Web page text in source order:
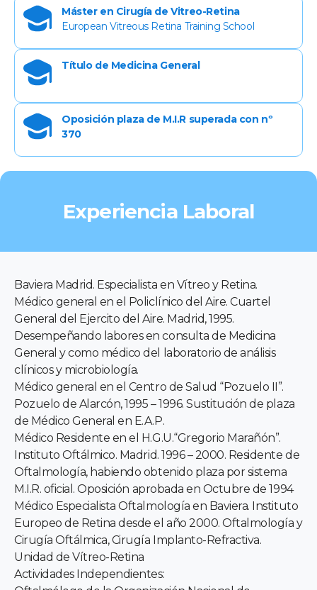
Máster en Cirugía de Vitreo-Retina
European Vitreous Retina Training School
Título de Medicina General
Oposición plaza de M.I.R superada con nº
370
Experiencia Laboral
Baviera Madrid. Especialista en Vítreo y Retina.
Médico general en el Policlínico del Aire. Cuartel
General del Ejercito del Aire. Madrid, 1995.
Desempeñando labores en consulta de Medicina
General y como médico del laboratorio de análisis
clínicos y microbiología.
Médico general en el Centro de Salud “Pozuelo II”.
Pozuelo de Alarcón, 1995 – 1996. Sustitución de plaza
de Médico General en E.A.P.
Médico Residente en el H.G.U.“Gregorio Marañón”.
Instituto Oftálmico. Madrid. 1996 – 2000. Residente de
Oftalmología, habiendo obtenido plaza por sistema
M.I.R. oficial. Oposición aprobada en Octubre de 1994
Médico Especialista Oftalmología en Baviera. Instituto
Europeo de Retina desde el año 2000. Oftalmología y
Cirugía Oftálmica, Cirugía Implanto-Refractiva.
Unidad de Vítreo-Retina
Actividades Independientes: